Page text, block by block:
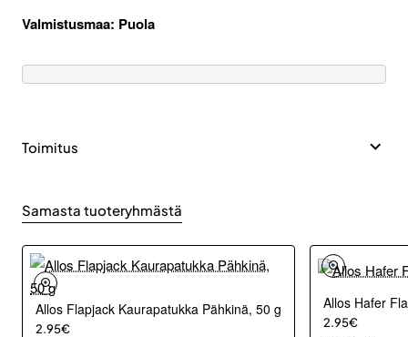
Valmistusmaa: Puola
Toimitus
Samasta tuoteryhmästä
Allos Flapjack Kaurapatukka Pähkinä, 50 g
2.95€
Allos Hafer
2.95€